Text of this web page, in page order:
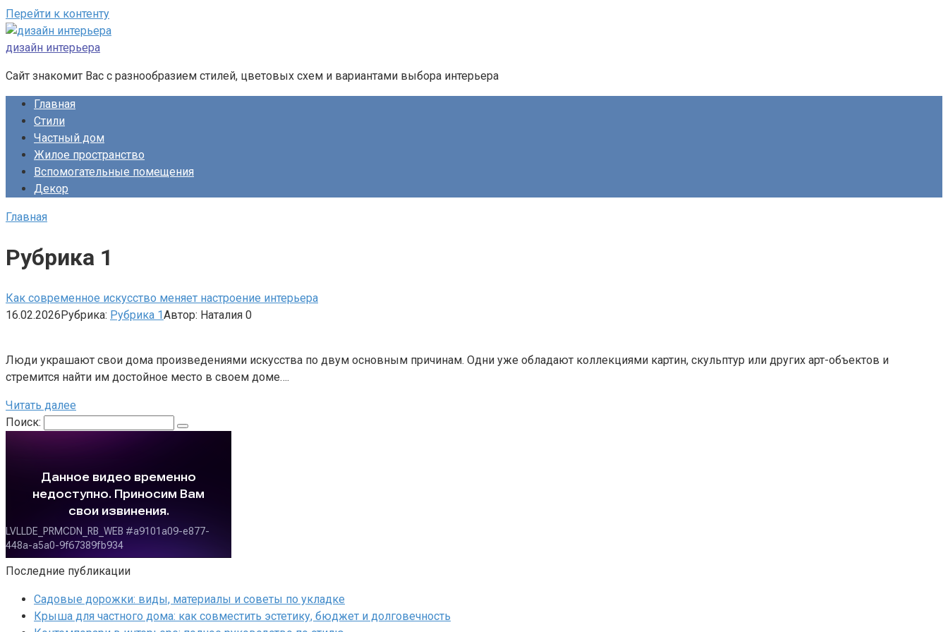
Перейти к контенту
дизайн интерьера
Сайт знакомит Вас с разнообразием стилей, цветовых схем и вариантами выбора интерьера
Главная
Стили
Частный дом
Жилое пространство
Вспомогательные помещения
Декор
Главная
Рубрика 1
Как современное искусство меняет настроение интерьера
16.02.2026Рубрика: Рубрика 1Автор: Наталия 0
Люди украшают свои дома произведениями искусства по двум основным причинам. Одни уже обладают коллекциями картин, скульптур или других арт-объектов и
стремится найти им достойное место в своем доме….
Читать далее
Поиск:
Последние публикации
Садовые дорожки: виды, материалы и советы по укладке
Крыша для частного дома: как совместить эстетику, бюджет и долговечность